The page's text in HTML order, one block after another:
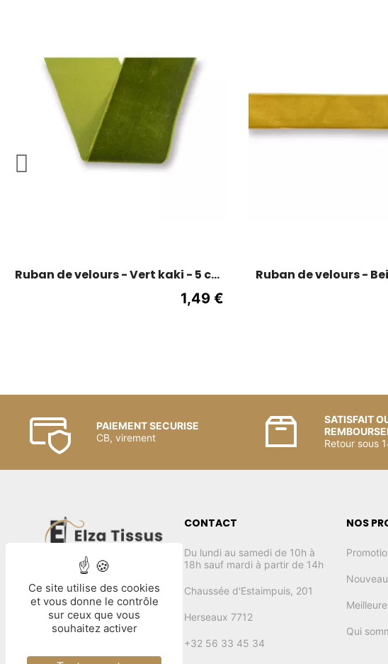
Ruban de velours - Vert kaki - 5 cm
1,49 €
Ruban de velours -
PAIEMENT SECURISE
CB, virement
SATISFAIT
Retour sous
CONTACT
Du lundi au samedi de 10h à
18h sauf mardi à partir de 14h
Chaussée d'Estaimpuis, 201
Herseaux 7712
+32 56 33 45 34
NOS
Qui
Ce site utilise des cookies
et vous donne le contrôle
sur ceux que vous
souhaitez activer